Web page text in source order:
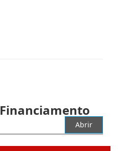
Financiamento
Abrir